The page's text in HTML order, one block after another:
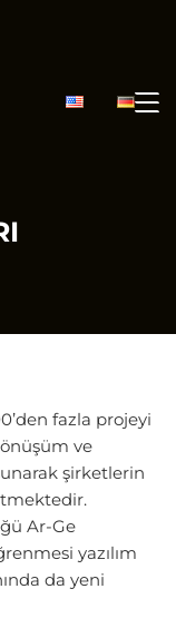
fazla projeyi
ve
şirketlerin
Ar-Ge
yazılım
da yeni